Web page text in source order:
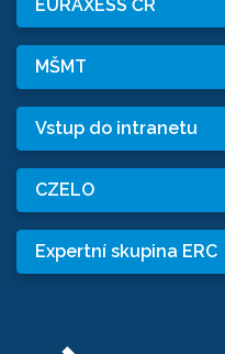
EURAXESS ČR
MŠMT
Vstup do intranetu
CZELO
Expertní skupina ERC